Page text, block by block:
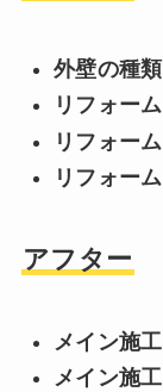
外壁の種類
リフォー
リフォー
リフォー
アフター
メイン施
メイン施